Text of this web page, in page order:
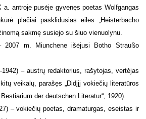
a. antroje pusėje gyvenęs poetas Wolfgangas
plačiai pasklidusias eiles „Heisterbacho
sakmę susiejo su šiuo vienuolynu.
2007 m. Miunchene išėjusi Botho Straußo
– austrų redaktorius, rašytojas, vertėjas
veikalų, parašęs „Didįjį vokiečių literatūros
der deutschen Literatur“, 1920).
– vokiečių poetas, dramaturgas, eseistas ir